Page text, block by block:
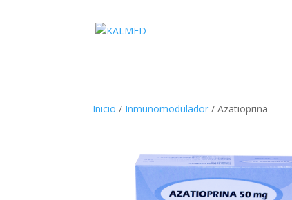
Inicio / Inmunomodulador / Azatioprina